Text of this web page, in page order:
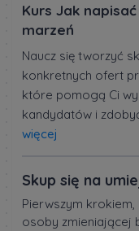
Kurs Jak
marzeń
Naucz się tworzyć
konkretnych ofert
które pomogą Ci
kandydatów i
więcej
Skup się na
Pierwszym
osoby zmieniającej